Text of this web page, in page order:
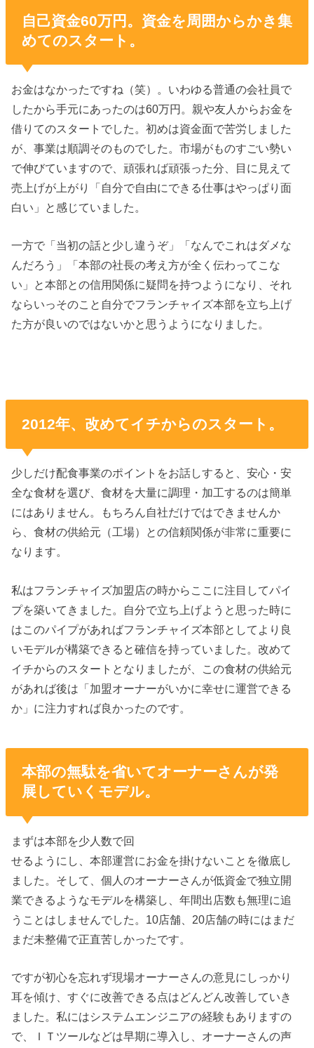
自己資金60万円。資金を周囲からかき集
めてのスタート。
お金はなかったですね（笑）。いわゆる普通の会社員で
したから手元にあったのは60万円。親や友人からお金を
借りてのスタートでした。初めは資金面で苦労しました
が、事業は順調そのものでした。市場がものすごい勢い
で伸びていますので、頑張れば頑張った分、目に見えて
売上げが上がり「自分で自由にできる仕事はやっぱり面
白い」と感じていました。
一方で「当初の話と少し違うぞ」「なんでこれはダメな
んだろう」「本部の社長の考え方が全く伝わってこな
い」と本部との信用関係に疑問を持つようになり、それ
ならいっそのこと自分でフランチャイズ本部を立ち上げ
た方が良いのではないかと思うようになりました。
2012年、改めてイチからのスタート。
少しだけ配食事業のポイントをお話しすると、安心・安
全な食材を選び、食材を大量に調理・加工するのは簡単
にはありません。もちろん自社だけではできませんか
ら、食材の供給元（工場）との信頼関係が非常に重要に
なります。
私はフランチャイズ加盟店の時からここに注目してパイ
プを築いてきました。自分で立ち上げようと思った時に
はこのパイプがあればフランチャイズ本部としてより良
いモデルが構築できると確信を持っていました。改めて
イチからのスタートとなりましたが、この食材の供給元
があれば後は「加盟オーナーがいかに幸せに運営できる
か」に注力すれば良かったのです。
本部の無駄を省いてオーナーさんが発
展していくモデル。
まずは本部を少人数で回
せるようにし、本部運営にお金を掛けないことを徹底し
ました。そして、個人のオーナーさんが低資金で独立開
業できるようなモデルを構築し、年間出店数も無理に追
うことはしませんでした。10店舗、20店舗の時にはまだ
まだ未整備で正直苦しかったです。
ですが初心を忘れず現場オーナーさんの意見にしっかり
耳を傾け、すぐに改善できる点はどんどん改善していき
ました。私にはシステムエンジニアの経験もありますの
で、ＩＴツールなどは早期に導入し、オーナーさんの声